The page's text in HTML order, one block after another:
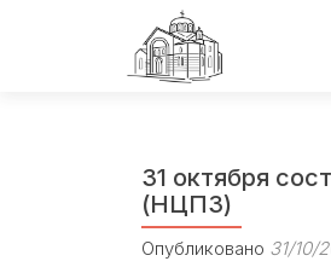
31 октября
(НЦПЗ)
Опубликовано 31/10/